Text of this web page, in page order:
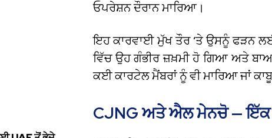
ਓਪਰੇਸ਼ਨ ਦੌਰਾਨ ਮਾਰਿਆ।
ਇਹ ਕਾਰਵਾਈ ਮੁੱਖ ਤੌਰ ‘ਤੇ ਉਸਨੂੰ ਫੜਨ
ਵਿੱਚ ਉਹ ਗੰਭੀਰ ਜ਼ਖ਼ਮੀ ਹੋ ਗਿਆ ਅਤੇ
ਕਈ ਕਾਰਟੇਲ ਮੈਂਬਰਾਂ ਨੂੰ ਵੀ ਮਾਰਿਆ ਜਾਂ
CJNG ਅਤੇ ਐਲ ਮੇਨਚੋ — ਇੱਕ